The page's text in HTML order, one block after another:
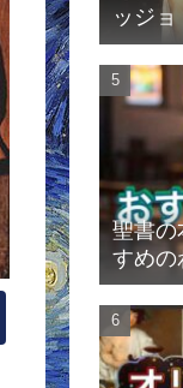
ッジ
聖書の
すめの